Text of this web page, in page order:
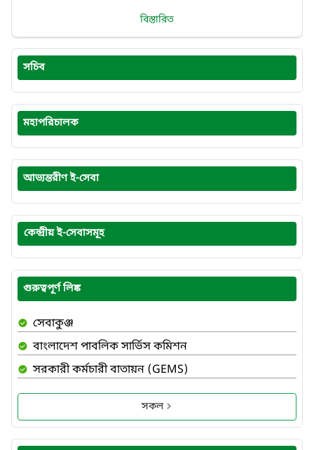
বিস্তারিত
সচিব
মহাপরিচালক
আভ্যন্তরীণ ই-সেবা
কেন্দ্রীয় ই-সেবাসমূহ
গুরুত্বপূর্ণ লিঙ্ক
সেবাকুঞ্জ
বাংলাদেশ পাবলিক সার্ভিস কমিশন
সরকারী কর্মচারী বাতায়ন (GEMS)
সকল